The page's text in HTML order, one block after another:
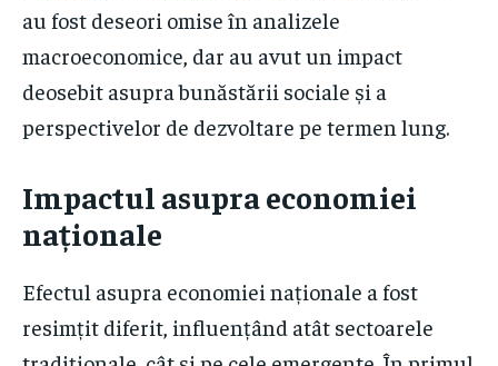
au fost deseori omise în analizele
macroeconomice, dar au avut un impact
deosebit asupra bunăstării sociale și a
perspectivelor de dezvoltare pe termen lung.
Impactul asupra economiei
naționale
Efectul asupra economiei naționale a fost
resimțit diferit, influențând atât sectoarele